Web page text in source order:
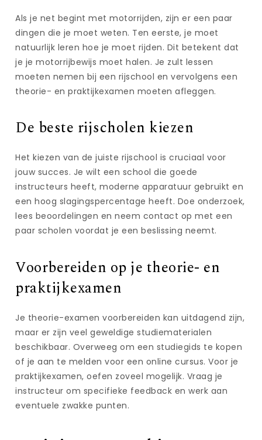
Als je net begint met motorrijden, zijn er een paar
dingen die je moet weten. Ten eerste, je moet
natuurlijk leren hoe je moet rijden. Dit betekent dat
je je motorrijbewijs moet halen. Je zult lessen
moeten nemen bij een rijschool en vervolgens een
theorie- en praktijkexamen moeten afleggen.
De beste rijscholen kiezen
Het kiezen van de juiste rijschool is cruciaal voor
jouw succes. Je wilt een school die goede
instructeurs heeft, moderne apparatuur gebruikt en
een hoog slagingspercentage heeft. Doe onderzoek,
lees beoordelingen en neem contact op met een
paar scholen voordat je een beslissing neemt.
Voorbereiden op je theorie- en
praktijkexamen
Je theorie-examen voorbereiden kan uitdagend zijn,
maar er zijn veel geweldige studiematerialen
beschikbaar. Overweeg om een studiegids te kopen
of je aan te melden voor een online cursus. Voor je
praktijkexamen, oefen zoveel mogelijk. Vraag je
instructeur om specifieke feedback en werk aan
eventuele zwakke punten.